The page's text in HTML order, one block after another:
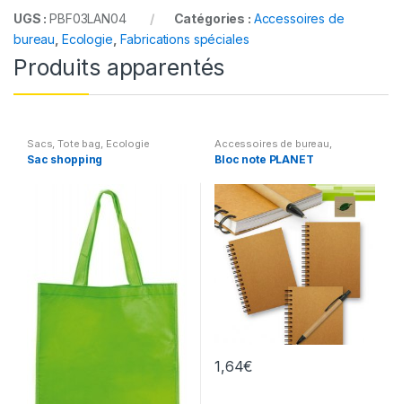
UGS :PBF03LAN04 Catégories : Accessoires de
bureau Ecologie Fabrications spéciales
Produits apparentés
Sacs ,Tote bag Ecologie
Sac shopping
Accessoires de bureau
Papeterie & Conférenciers
Ecologie
Bloc note PLANET
1,64€